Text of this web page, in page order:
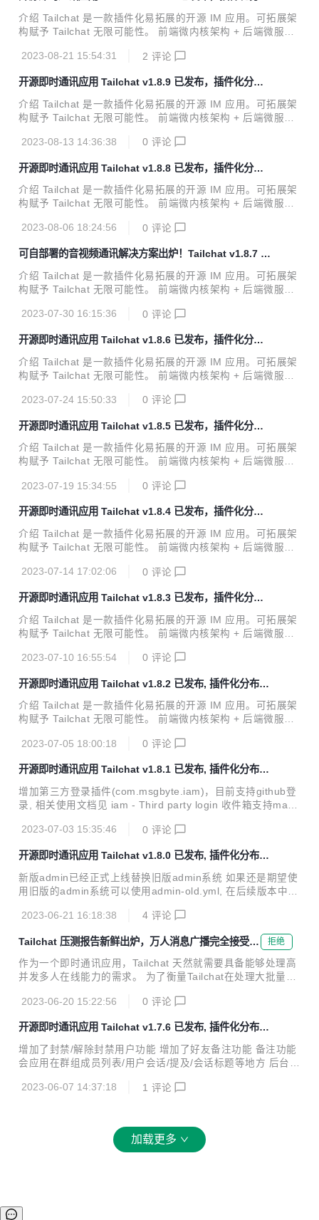
m/ v1.8.10 更新内容 特性更新 开放平台应用管理强化 增加了
应用名称、描述、头像的查看与修改 增加了返回应用列表功能
时删...
式 noIM 应用
介绍 Tailchat 是一款插件化易拓展的开源 IM 应用。可拓展架
构赋予 Tailchat 无限可能性。 前端微内核架构 + 后端微服务
企业与私域用户打造，高度自由的群组管理与定制化的面板展
自己的品牌与圈子。 官方网站: https://tailchat.msgbyte.co
m/ v1.8.10 更新内容 特性更新 增加允许从群组中发起会议 在
群组会话中的用户头像弹出层增加了快速发起会话的按钮，可
组成员发起私信...
2023-08-21 15:54:31 2 评论
开源即时通讯应用 Tailchat v1.8.9 已发布，插件化分布
式 noIM 应用
介绍 Tailchat 是一款插件化易拓展的开源 IM 应用。可拓展架
构赋予 Tailchat 无限可能性。 前端微内核架构 + 后端微服务
企业与私域用户打造，高度自由的群组管理与定制化的面板展
自己的品牌与圈子。 官方网站: https://tailchat.msgbyte.co
m/ v1.8.9 更新内容 特性更新 增加群组拖动排序 #120 用户将
可以根据自己的喜好和优先级灵活地组织群组的顺序，优化实
加对 g...
2023-08-13 14:36:38 0 评论
开源即时通讯应用 Tailchat v1.8.8 已发布，插件化分布
式 noIM 应用
介绍 Tailchat 是一款插件化易拓展的开源 IM 应用。可拓展架
构赋予 Tailchat 无限可能性。 前端微内核架构 + 后端微服务
企业与私域用户打造，高度自由的群组管理与定制化的面板展
自己的品牌与圈子。 官方网站: https://tailchat.msgbyte.co
m/ v1.8.8 更新内容 特性更新 增加分析功能 分析功能能够帮
助你快速了解自己服务器的使用情况，对活跃情况一目了然 添
络下，当消息发...
2023-08-06 18:24:56 0 评论
可自部署的音视频通讯解决方案出炉！Tailchat v1.8.7 已
发布，给内网企业多一个选择
介绍 Tailchat 是一款插件化易拓展的开源 IM 应用。可拓展架
构赋予 Tailchat 无限可能性。 前端微内核架构 + 后端微服务
企业与私域用户打造，高度自由的群组管理与定制化的面板展
自己的品牌与圈子。 官方网站: https://tailchat.msgbyte.co
m/ v1.8.7 更新内容 特性更新 可自部署的实时音视频解决方案
Tailchat 官方提供的第二个实时音视频解决方案, 把服务的选
辑，...
2023-07-30 16:15:36 0 评论
开源即时通讯应用 Tailchat v1.8.6 已发布，插件化分布
式 noIM 应用
介绍 Tailchat 是一款插件化易拓展的开源 IM 应用。可拓展架
构赋予 Tailchat 无限可能性。 前端微内核架构 + 后端微服务
企业与私域用户打造，高度自由的群组管理与定制化的面板展
自己的品牌与圈子。 官方网站: https://tailchat.msgbyte.co
m/ v1.8.5 更新内容 增加了桌面端接收到消息后会闪烁提示 桌
面端增加了新版本更新提示功能 桌面版缩小了图标体积，从 1
2023-07-24 15:50:33 0 评论
开源即时通讯应用 Tailchat v1.8.5 已发布，插件化分布
式 noIM 应用
介绍 Tailchat 是一款插件化易拓展的开源 IM 应用。可拓展架
构赋予 Tailchat 无限可能性。 前端微内核架构 + 后端微服务
企业与私域用户打造，高度自由的群组管理与定制化的面板展
自己的品牌与圈子。 官方网站: https://tailchat.msgbyte.co
m/ v1.8.5 更新内容 特性更新 全局公告 现在可以在 admin 管
理平台中的 系统设置 -> 公告 功能来启用全局公告 点击提交
以...
2023-07-19 15:34:55 0 评论
开源即时通讯应用 Tailchat v1.8.4 已发布，插件化分布
式 noIM 应用
介绍 Tailchat 是一款插件化易拓展的开源 IM 应用。可拓展架
构赋予 Tailchat 无限可能性。 前端微内核架构 + 后端微服务
企业与私域用户打造，高度自由的群组管理与定制化的面板展
自己的品牌与圈子。 官方网站: https://tailchat.msgbyte.co
m/ v1.8.4 更新内容 特性更新 增加了群组邀请码使用次数统计
与使用上限控制 你可以在创建时进行二次编辑，也可以在群组
给予编辑权限才...
2023-07-14 17:02:06 0 评论
开源即时通讯应用 Tailchat v1.8.3 已发布，插件化分布
式 noIM 应用
介绍 Tailchat 是一款插件化易拓展的开源 IM 应用。可拓展架
构赋予 Tailchat 无限可能性。 前端微内核架构 + 后端微服务
企业与私域用户打造，高度自由的群组管理与定制化的面板展
自己的品牌与圈子。 官方网站: https://tailchat.msgbyte.co
m/ v1.8.3 更新内容 增加了离线图标插件并作为默认内置插
件，现在在全内网环境下也可以正常使用tailchat了 增加了探
2023-07-10 16:55:54 0 评论
开源即时通讯应用 Tailchat v1.8.2 已发布, 插件化分布式
noIM 应用
介绍 Tailchat 是一款插件化易拓展的开源 IM 应用。可拓展架
构赋予 Tailchat 无限可能性。 前端微内核架构 + 后端微服务
业与私域用户打造，高度自由的群组管理与定制化的面板展示
己的品牌与圈子。 官方网站: https://tailchat.msgbyte.com/ v
1.8.2 更新内容 桌面端测试版 v0.0.1 已发布，目前只支持win
dows端 你可以在下载页面获取到该内容 另外是常规问题修
复: 修复admin鉴权问题导致无法正常操作的严重bug ...
2023-07-05 18:00:18 0 评论
开源即时通讯应用 Tailchat v1.8.1 已发布, 插件化分布式
noIM 应用
增加第三方登录插件(com.msgbyte.iam)，目前支持github登
录, 相关使用文档见 iam - Third party login 收件箱支持mark
与所有人发送markdown格式的通知。可以在admin后台看到
多不保证能实时收到。 增加了注册时允许修改昵称，强化用户
修改昵称意识 增加了com.msgbyte.env.electron插件，为桌
面端做准备 美化仪表盘图表颜色 美化github star提示，增加e
moji 修复一些已知问题 另外，桌面端将于不久之后会...
2023-07-03 15:35:46 0 评论
开源即时通讯应用 Tailchat v1.8.0 已发布, 插件化分布式
noIM 应用
新版admin已经正式上线替换旧版admin系统 如果还是期望使
用旧版的admin系统可以使用admin-old.yml, 在后续版本中镜
admin但是新版admin没有支持的，请尽快开启issue告知我们
优化了聊天页面的字体，美化在windows平台上的字体表现 修
复了在用户名包含空格时@功能的用户名称无法正常显示的bu
g 修复了临时用户可以验证邮箱的bug 增加了admin文件路径
的预处理 增加了群组独立页面，现在可以把群组页面单独抽离
增加了smtp test命...
2023-06-21 16:18:38 4 评论
Tailchat 压测报告新鲜出炉，万人消息广播完全接受只
需1.2秒
拒绝
作为一个即时通讯应用，Tailchat 天然就需要具备能够处理高
并发多人在线能力的需求。 为了衡量Tailchat在处理大批量用
时间来测试在实际生产环境中实际表现。 因为为了面对来自不
分布式架构，这意味着我们可以通过水平扩容来承载不同的规
模的业务需求。 但是分布式的缺点也在于花费了更多的资源在
数据的通讯与转发上，在小规模的运行中比不上传统的集中式
为了同时获得两者的优势，Tailchat 在单实例部署上做了一些
2023-06-20 15:22:56 0 评论
开源即时通讯应用 Tailchat v1.7.6 已发布, 插件化分布式
noIM应用
增加了封禁/解除封禁用户功能 增加了好友备注功能 备注功能
会应用在群组成员列表/用户会话/提及/会话标题等地方 后台增
缓存了，对于不了解 redis 的用户非常友好 后台配置增加了 d
时间 并调整了部分字段 后台优化了消息内容和id字段的显示
官方网站: https://tailchat.msgbyte.com/
2023-06-07 14:37:18 1 评论
加载更多